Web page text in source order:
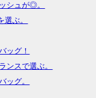
シュが◎。
ぶ。
ッグ！
ンスで選ぶ。
ッグ。